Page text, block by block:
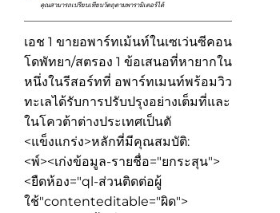
คุณสามารถเปรียบเทียบวัตถุตามพารามิเตอร์ได้
เอช 1 ขายอพาร์ทเม้นท์ในเซเว่นซีคอน
โดพัทยา/สตรอง 1 ข้อเสนอที่หายากใน
หนึ่งในรีสอร์ทที่ อพาร์ทเมนท์พร้อมวิว
ทะเลได้รับการปรับปรุงอย่างเต็มที่และ
ในโควต้าต่างประเทศเป็นตั
<แข็งแกร่ง>หลักที่มีคุณสมบัติ:
<พ์><เก่งข้อมูล-รายชื่อ="ยกระสุน">
<ยืดห้อง="ql-ส่วนติดต่อผู้
ใช้"contenteditable="ผิด">